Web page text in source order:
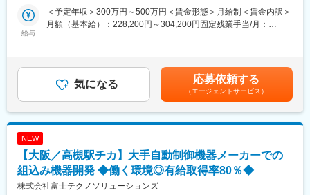
のもと、様々な大型の産業用プリンターを開発・販売していま
す。
タ技術を活用した3Dプリンターを開発しています。
・エンドユーザー視点での製品開発を進めているため、競合メー
カーと比較しても多品種・少ロットに対応できる圧倒的な製品ラ
インナップを保有し、顧客の様々な印刷ニーズに応えることがで
き、業界トップのシェアを獲得している製品も多数です。
同社が受託開発をしている遊技機向けに、組込みソフトウェアの
開発をお任せいたします。
同社では、大手メーカーからの受託を受け、アニメやゲーム版権
ど、遊技機における「おもしろさ・楽しさ」を演出する、重要な
部分の開発をお任せします。
・遊技機の抽選・サウンド・ランプ・役物（可動体）の制御プロ
将来的には、同社のディレクターとして受託案件の企画からメン
バーマネジメントもお任せしたいと考えております。
給与
＜予定年収＞300万円～500万円＜賃金形態＞月給制＜賃金内訳＞
月額（基本給）：228,200円～304,200円固定残業手当/月：
報酬（インセンティブ）あり担当いただいたプロジェクトの利益
に応じて、成功報酬（インセンティブ）が支給されます。年間30
万～100万円程度 ※目安■条件面は年齢・経験・能力を考慮しご
提示させていただきます。賃金はあくまでも目安の金額であり、
選考を通じて上下する可能性があります。月給(月額)は固定手当を
気になる 応募依頼する
（エージェントサービス）
NEW
【大阪／高槻駅チカ】大手自動制御機器メーカーでの
組込み機器開発 ◆働く環境◎有給取得率80％◆
株式会社富士テクノソリューションズ